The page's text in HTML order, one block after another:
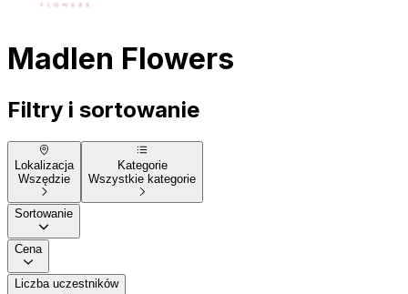
Madlen Flowers
Filtry i sortowanie
Lokalizacja
Wszędzie
Kategorie
Wszystkie kategorie
Sortowanie
Cena
Liczba uczestników